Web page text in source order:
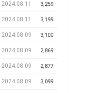
2024.08.11 3,259
2024.08.11 3,199
2024.08.09 3,100
2024.08.09 2,869
2024.08.09 2,877
2024.08.09 3,099